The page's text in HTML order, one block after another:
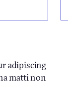
adipiscing
matti non